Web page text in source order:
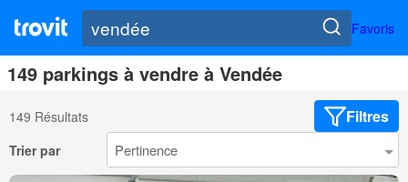
Favoris
149 parkings à vendre à Vendée
149 Résultats Filtres
Trier par